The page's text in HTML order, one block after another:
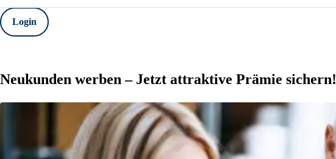
Login Minerva
Neukunden werben – Jetzt attraktive Prämie sichern!